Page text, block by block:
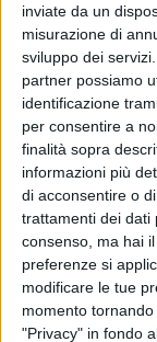
inviate da un
misurazione di
sviluppo dei servizi.
partner possiamo
identificazione
per consentire a
finalità sopra
informazioni più
di acconsentire o
trattamenti dei dati
consenso, ma hai
preferenze si
modificare le tue
momento
"Privacy" in fondo
Il
La